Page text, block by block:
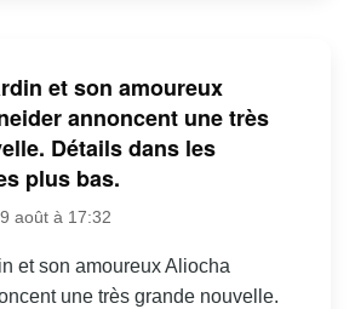
et son amoureux
annoncent une très
Détails dans les
plus bas.
août à 17:32
et son amoureux Aliocha
une très grande nouvelle.